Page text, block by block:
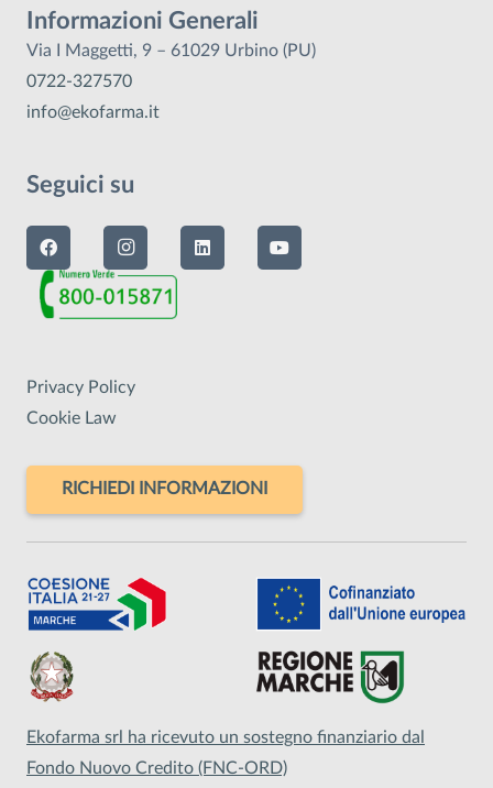
Informazioni Generali
Via I Maggetti, 9 – 61029 Urbino (PU)
0722-327570
info@ekofarma.it
Seguici su
Privacy Policy
Cookie Law
RICHIEDI INFORMAZIONI
Ekofarma srl ha ricevuto un sostegno finanziario dal
Fondo Nuovo Credito (FNC-ORD)